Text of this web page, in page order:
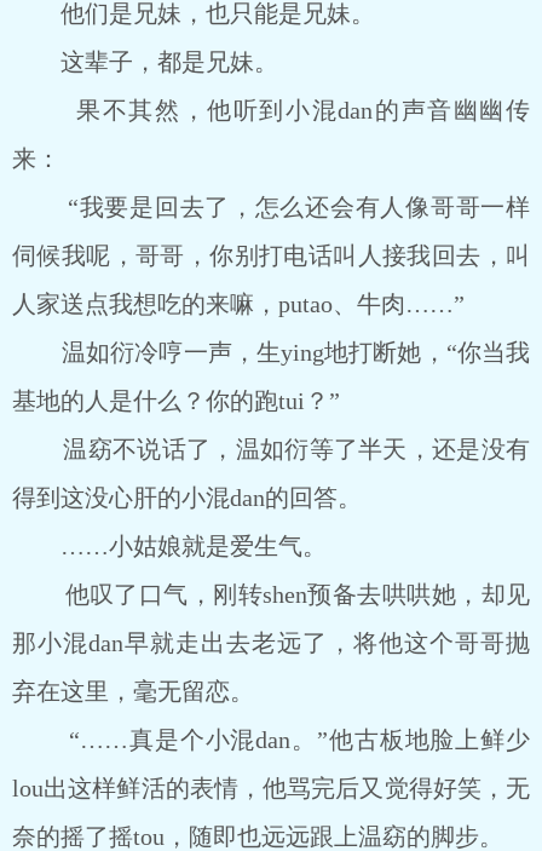
他们是兄妹，也只能是兄妹。
这辈子，都是兄妹。
果不其然，他听到小混dan的声音幽幽传
来：
“我要是回去了，怎么还会有人像哥哥一样
伺候我呢，哥哥，你别打电话叫人接我回去，叫
人家送点我想吃的来嘛，putao、牛肉……”
温如衍冷哼一声，生ying地打断她，“你当我
基地的人是什么？你的跑tui？”
温窈不说话了，温如衍等了半天，还是没有
得到这没心肝的小混dan的回答。
……小姑娘就是爱生气。
他叹了口气，刚转shen预备去哄哄她，却见
那小混dan早就走出去老远了，将他这个哥哥抛
弃在这里，毫无留恋。
“……真是个小混dan。”他古板地脸上鲜少
lou出这样鲜活的表情，他骂完后又觉得好笑，无
奈的摇了摇tou，随即也远远跟上温窈的脚步。